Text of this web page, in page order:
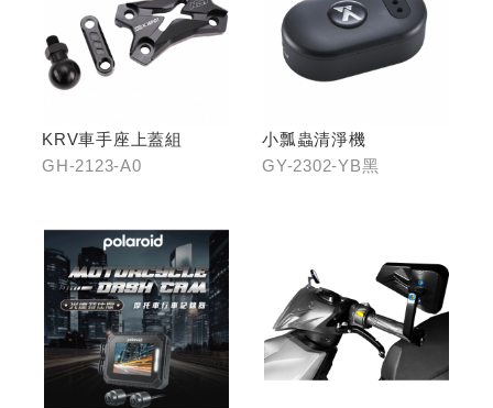
KRV車手座上蓋組
GH-2123-A0
小瓢蟲清淨機
GY-2302-YB黑